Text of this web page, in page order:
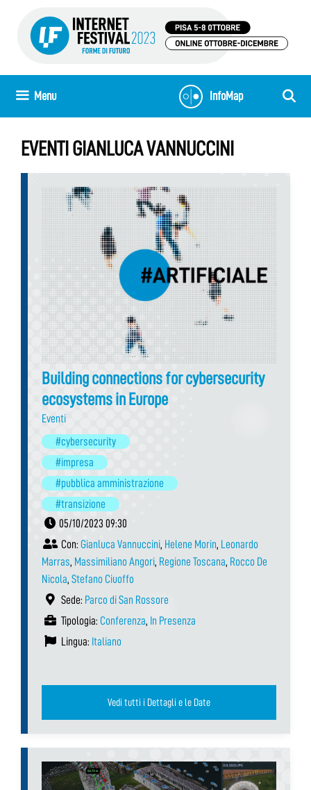
contenuto
InfoMap
Menu
EVENTI GIANLUCA VANNUCCINI
Building connections for cybersecurity
ecosystems in Europe
Eventi
#cybersecurity
#impresa
#pubblica amministrazione
#transizione
05/10/2023 09:30
Con: Gianluca Vannuccini, Helene Morin, Leonardo
Marras, Massimiliano Angori, Regione Toscana, Rocco De
Nicola, Stefano Ciuoffo
Sede: Parco di San Rossore
Tipologia: Conferenza, In Presenza
Lingua: Italiano
Vedi tutti i Dettagli e le Date